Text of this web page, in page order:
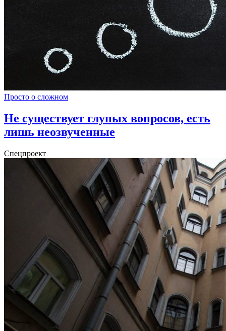
Просто о сложном
Не существует глупых вопросов, есть
лишь неозвученные
Спецпроект